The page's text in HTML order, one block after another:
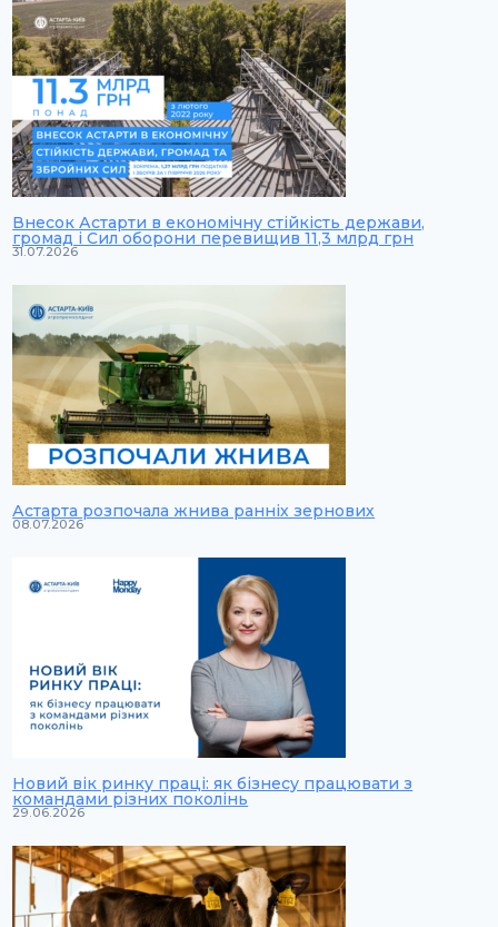
Внесок Астарти в економічну стійкість держави,
громад і Сил оборони перевищив 11,3 млрд грн
31.07.2026
Астарта розпочала жнива ранніх зернових
08.07.2026
Новий вік ринку праці: як бізнесу працювати з
командами різних поколінь
29.06.2026